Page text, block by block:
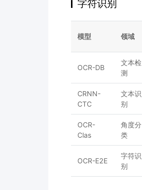
字符识别
模型 领域
OCR-DB
文本检
测
CRNN-
CTC
文本识
别
OCR-
Clas
角度分
类
OCR-E2E
字符识
别